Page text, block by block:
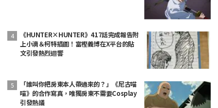
《HUNTER×HUNTER》417話完成報告附
上小滴＆柯特插圖！富樫義博在X平台的貼
文引發熱烈迴響
「誰叫你把房東本人帶過來的？」《尼古喵
喵》的合作寫真，唯獨房東不需要Cosplay
引發熱議